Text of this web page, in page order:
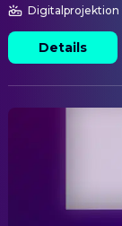
Digitalprojektion
Details